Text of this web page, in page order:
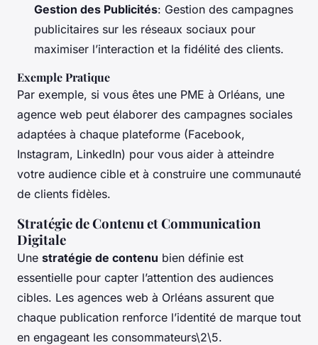
Gestion des Publicités: Gestion des campagnes
publicitaires sur les réseaux sociaux pour
maximiser l’interaction et la fidélité des clients.
Exemple Pratique
Par exemple, si vous êtes une PME à Orléans, une
agence web peut élaborer des campagnes sociales
adaptées à chaque plateforme (Facebook,
Instagram, LinkedIn) pour vous aider à atteindre
votre audience cible et à construire une communauté
de clients fidèles.
Stratégie de Contenu et Communication
Digitale
Une stratégie de contenu bien définie est
essentielle pour capter l’attention des audiences
cibles. Les agences web à Orléans assurent que
chaque publication renforce l’identité de marque tout
en engageant les consommateurs\2\5.